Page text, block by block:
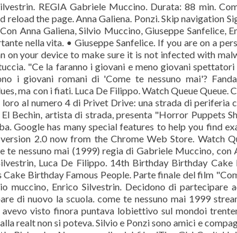
REGIA Gabriele Muccino. Durata: 88 min.
the page. Anna Galiena. Ponzi. Skip navigation
Anna Galiena, Silvio Muccino, Giuseppe Sanfelice,
nella vita. • Giuseppe Sanfelice. If you are on a
on your device to make sure it is not infected with
"Ce la faranno i giovani e meno giovani
i giovani romani di 'Come te nessuno mai'?
ma con i fiati. Luca De Filippo. Watch Queue Queue.
al numero 4 di Privet Drive: una strada di periferia
Bechin, artista di strada, presenta "Horror Puppets
Google has many special features to help you find
2.0 now from the Chrome Web Store. Watch
nessuno mai (1999) regia di Gabriele Muccino, con
Luca De Filippo. 14th Birthday Birthday Cake
Birthday Famous People. Parte finale del film
muccino, Enrico Silvestrin. Decidono di partecipare
di nuovo la scuola. come te nessuno mai 1999
visto finora puntava lobiettivo sul mondoi
realt non si poteva. Silvio e Ponzi sono amici e